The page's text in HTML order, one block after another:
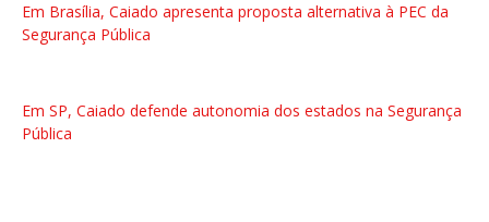
Em Brasília, Caiado apresenta proposta alternativa à PEC da
Segurança Pública
Em SP, Caiado defende autonomia dos estados na Segurança
Pública